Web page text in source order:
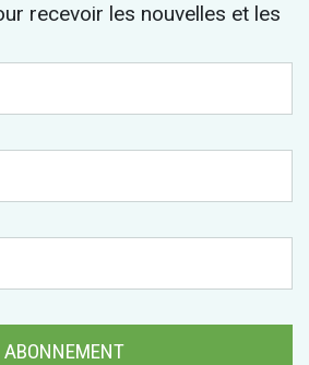
recevoir les nouvelles et les
ABONNEMENT